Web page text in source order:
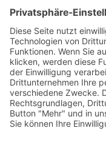
Wichtiges
Impressum
Datenschutz
Kooperation
Werbung
Presse- und
Aktuelles